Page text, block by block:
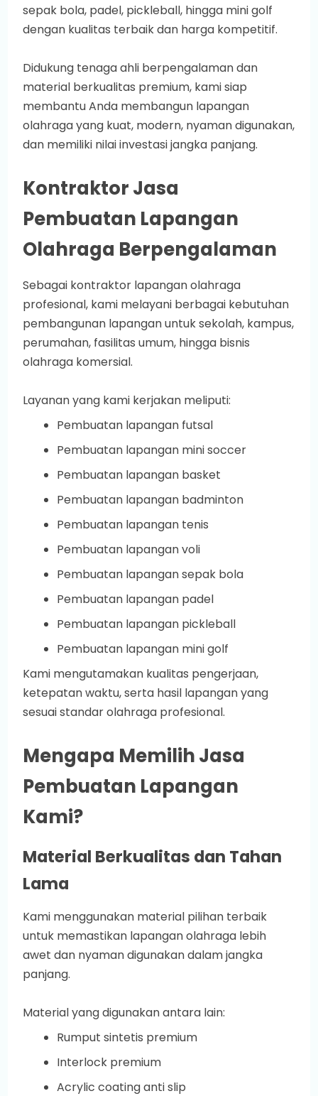
sepak bola, padel, pickleball, hingga mini golf
dengan kualitas terbaik dan harga kompetitif.
Didukung tenaga ahli berpengalaman dan
material berkualitas premium, kami siap
membantu Anda membangun lapangan
olahraga yang kuat, modern, nyaman digunakan,
dan memiliki nilai investasi jangka panjang.
Kontraktor Jasa
Pembuatan Lapangan
Olahraga Berpengalaman
Sebagai kontraktor lapangan olahraga
profesional, kami melayani berbagai kebutuhan
pembangunan lapangan untuk sekolah, kampus,
perumahan, fasilitas umum, hingga bisnis
olahraga komersial.
Layanan yang kami kerjakan meliputi:
Pembuatan lapangan futsal
Pembuatan lapangan mini soccer
Pembuatan lapangan basket
Pembuatan lapangan badminton
Pembuatan lapangan tenis
Pembuatan lapangan voli
Pembuatan lapangan sepak bola
Pembuatan lapangan padel
Pembuatan lapangan pickleball
Pembuatan lapangan mini golf
Kami mengutamakan kualitas pengerjaan,
ketepatan waktu, serta hasil lapangan yang
sesuai standar olahraga profesional.
Mengapa Memilih Jasa
Pembuatan Lapangan
Kami?
Material Berkualitas dan Tahan
Lama
Kami menggunakan material pilihan terbaik
untuk memastikan lapangan olahraga lebih
awet dan nyaman digunakan dalam jangka
panjang.
Material yang digunakan antara lain:
Rumput sintetis premium
Interlock premium
Acrylic coating anti slip